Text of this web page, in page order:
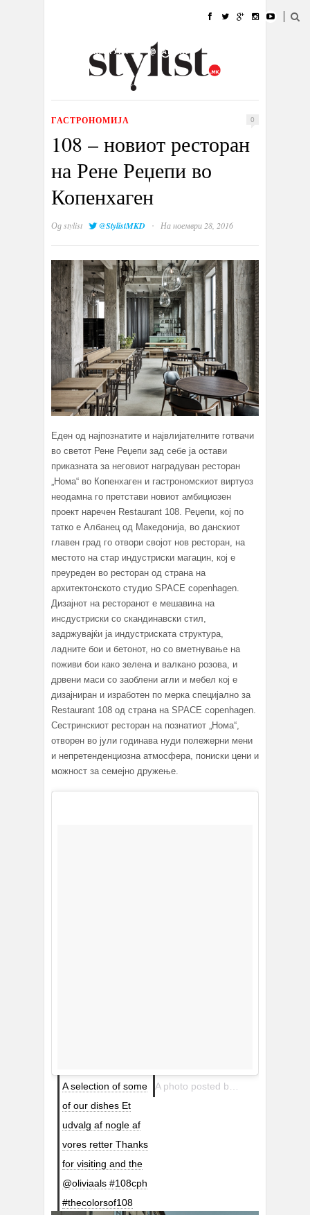
УБАВИНА
КУЛТУРА @РАБОТА
ИЗЛОГ
ГАСТРОНОМИЈА 0
108 – новиот ресторан
на Рене Реџепи во
Копенхаген
Одstylist @StylistMKD · На ноември 28, 2016
Еден од најпознатите и највлијателните готвачи
во светот Рене Реџепи зад себе ја остави
приказната за неговиот наградуван ресторан
„Нома“ во Копенхаген и гастрономскиот виртуоз
неодамна го претстави новиот амбициозен
проект наречен Restaurant 108. Реџепи, кој по
татко е Албанец од Македонија, во данскиот
главен град го отвори својот нов ресторан, на
местото на стар индустриски магацин, кој е
преуреден во ресторан од страна на
архитектонското студио SPACE copenhagen.
Дизајнот на ресторанот е мешавина на
инсдустриски со скандинавски стил,
задржувајќи ја индустриската структура,
ладните бои и бетонот, но со вметнување на
поживи бои како зелена и валкано розова, и
дрвени маси со заоблени агли и мебел кој е
дизајниран и изработен по мерка специјално за
Restaurant 108 од страна на SPACE copenhagen.
Сестринскиот ресторан на познатиот „Нома“,
отворен во јули годинава нуди полежерни мени
и непретенденциозна атмосфера, пониски цени и
можност за семејно дружење.
A selection of some
of our dishes Et
udvalg af nogle af
vores retter Thanks
for visiting and the
@oliviaals #108cph
#thecolorsof108